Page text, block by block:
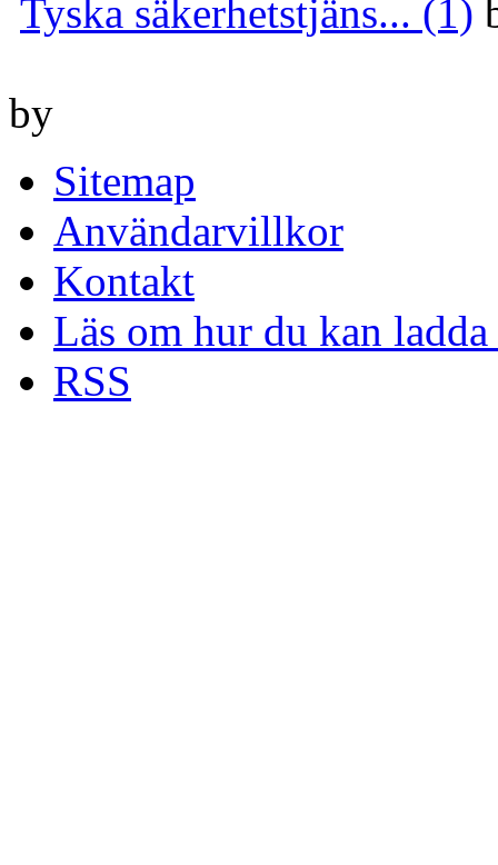
Tyska säkerhetstjäns... (1)
by
Sitemap
Användarvillkor
Kontakt
Läs om hur du kan
RSS